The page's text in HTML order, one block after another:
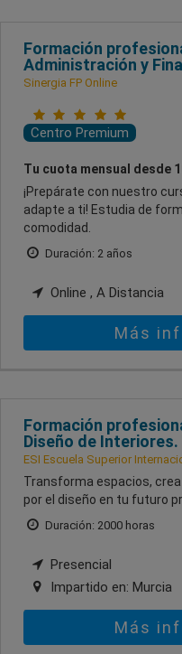
Formación
Administración y
Sinergia FP Online
Centro Premium
Tu cuota mensual desde
¡Prepárate con nuestro
adapte a ti! Estudia de
comodidad.
Duración: 2 años
Online , A Distancia
Más
Formación
Diseño de
ESI Escuela Superior
Transforma espacios,
por el diseño en tu futuro
Duración: 2000 horas
Presencial
Impartido en: Murcia
Más